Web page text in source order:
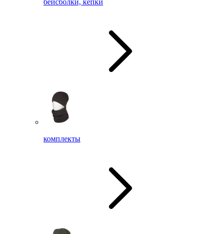
бейсболки, кепки
комплекты